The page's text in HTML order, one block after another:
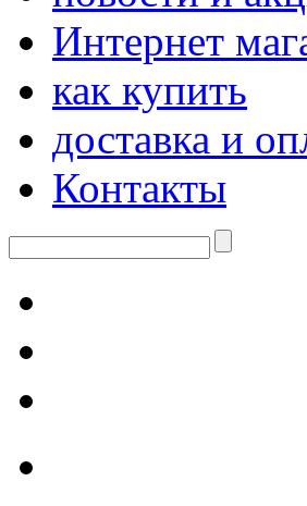
Интернет
как купить
доставка и
Контакты